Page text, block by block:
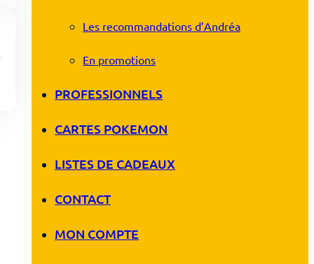
Les recommandations d’Andréa
En promotions
PROFESSIONNELS
CARTES POKEMON
LISTES DE CADEAUX
CONTACT
MON COMPTE